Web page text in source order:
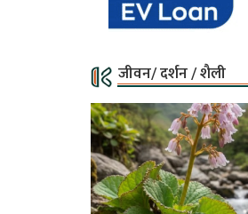
जीवन/ दर्शन / शैली